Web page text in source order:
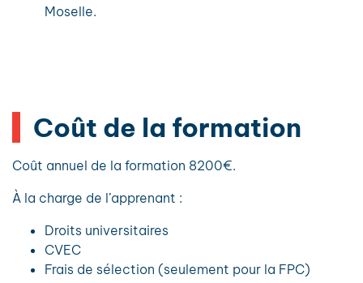
Moselle.
Coût de la formation
Coût annuel de la formation 8200€.
À la charge de l’apprenant :
Droits universitaires
CVEC
Frais de sélection (seulement pour la FPC)